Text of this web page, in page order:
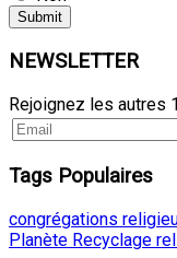
NEWSLETTER
Rejoignez les autres
Tags Populaires
congrégations
Planète Recyclage